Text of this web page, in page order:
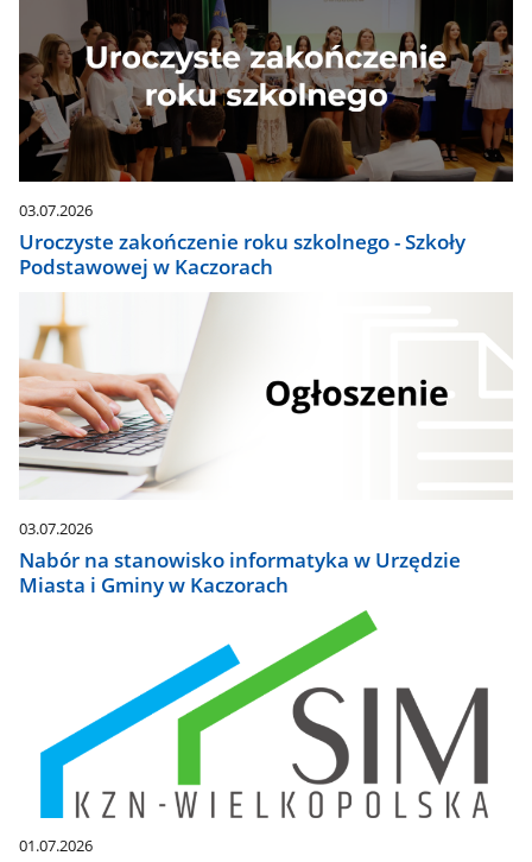
03.07.2026
Uroczyste zakończenie roku szkolnego - Szkoły
Podstawowej w Kaczorach
03.07.2026
Nabór na stanowisko informatyka w Urzędzie
Miasta i Gminy w Kaczorach
01.07.2026